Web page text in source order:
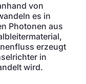
von
es in
Photonen aus
erzeugt
in
wird.